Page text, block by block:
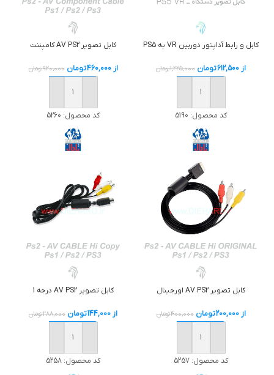
کابل و رابط آداپتور دوربین VR به PS5
از 612,500تومان 1,225,000تومان
خرید
کد محصول: 5190
کابل تصوير AV PS2 کامپننت
از460,000تومان 920,000تومان
خرید
کد محصول: 5260
کابل تصوير AV PS2 اورجينال
از200,000تومان 400,000تومان
خرید
کد محصول: 5257
کابل تصوير AV PS2 درجه 1
از 144,000تومان 288,000تومان
خرید
کد محصول: 5258